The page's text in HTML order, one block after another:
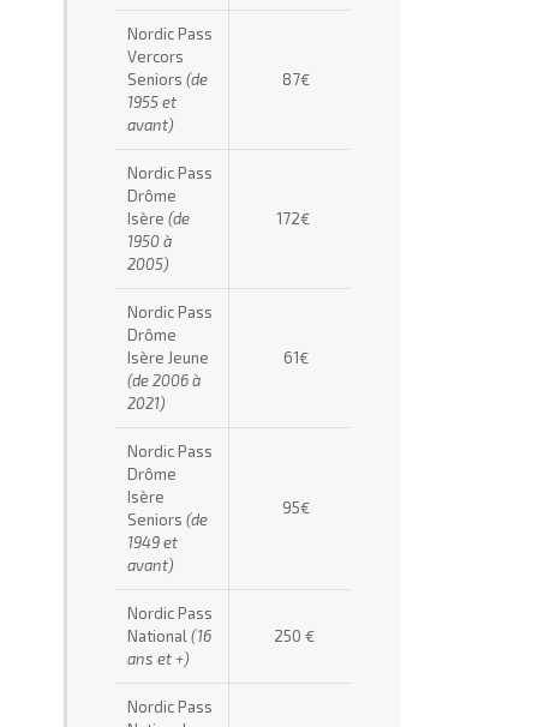
Nordic Pass
Vercors
Seniors (de
1955 et
avant)
87€
Nordic Pass
Drôme
Isère (de
1950 à
2005)
172€
Nordic Pass
Drôme
Isère Jeune
(de 2006 à
2021)
61€
Nordic Pass
Drôme
Isère
Seniors (de
1949 et
avant)
95€
Nordic Pass
National(16
ans et +)
250 €
Nordic Pass